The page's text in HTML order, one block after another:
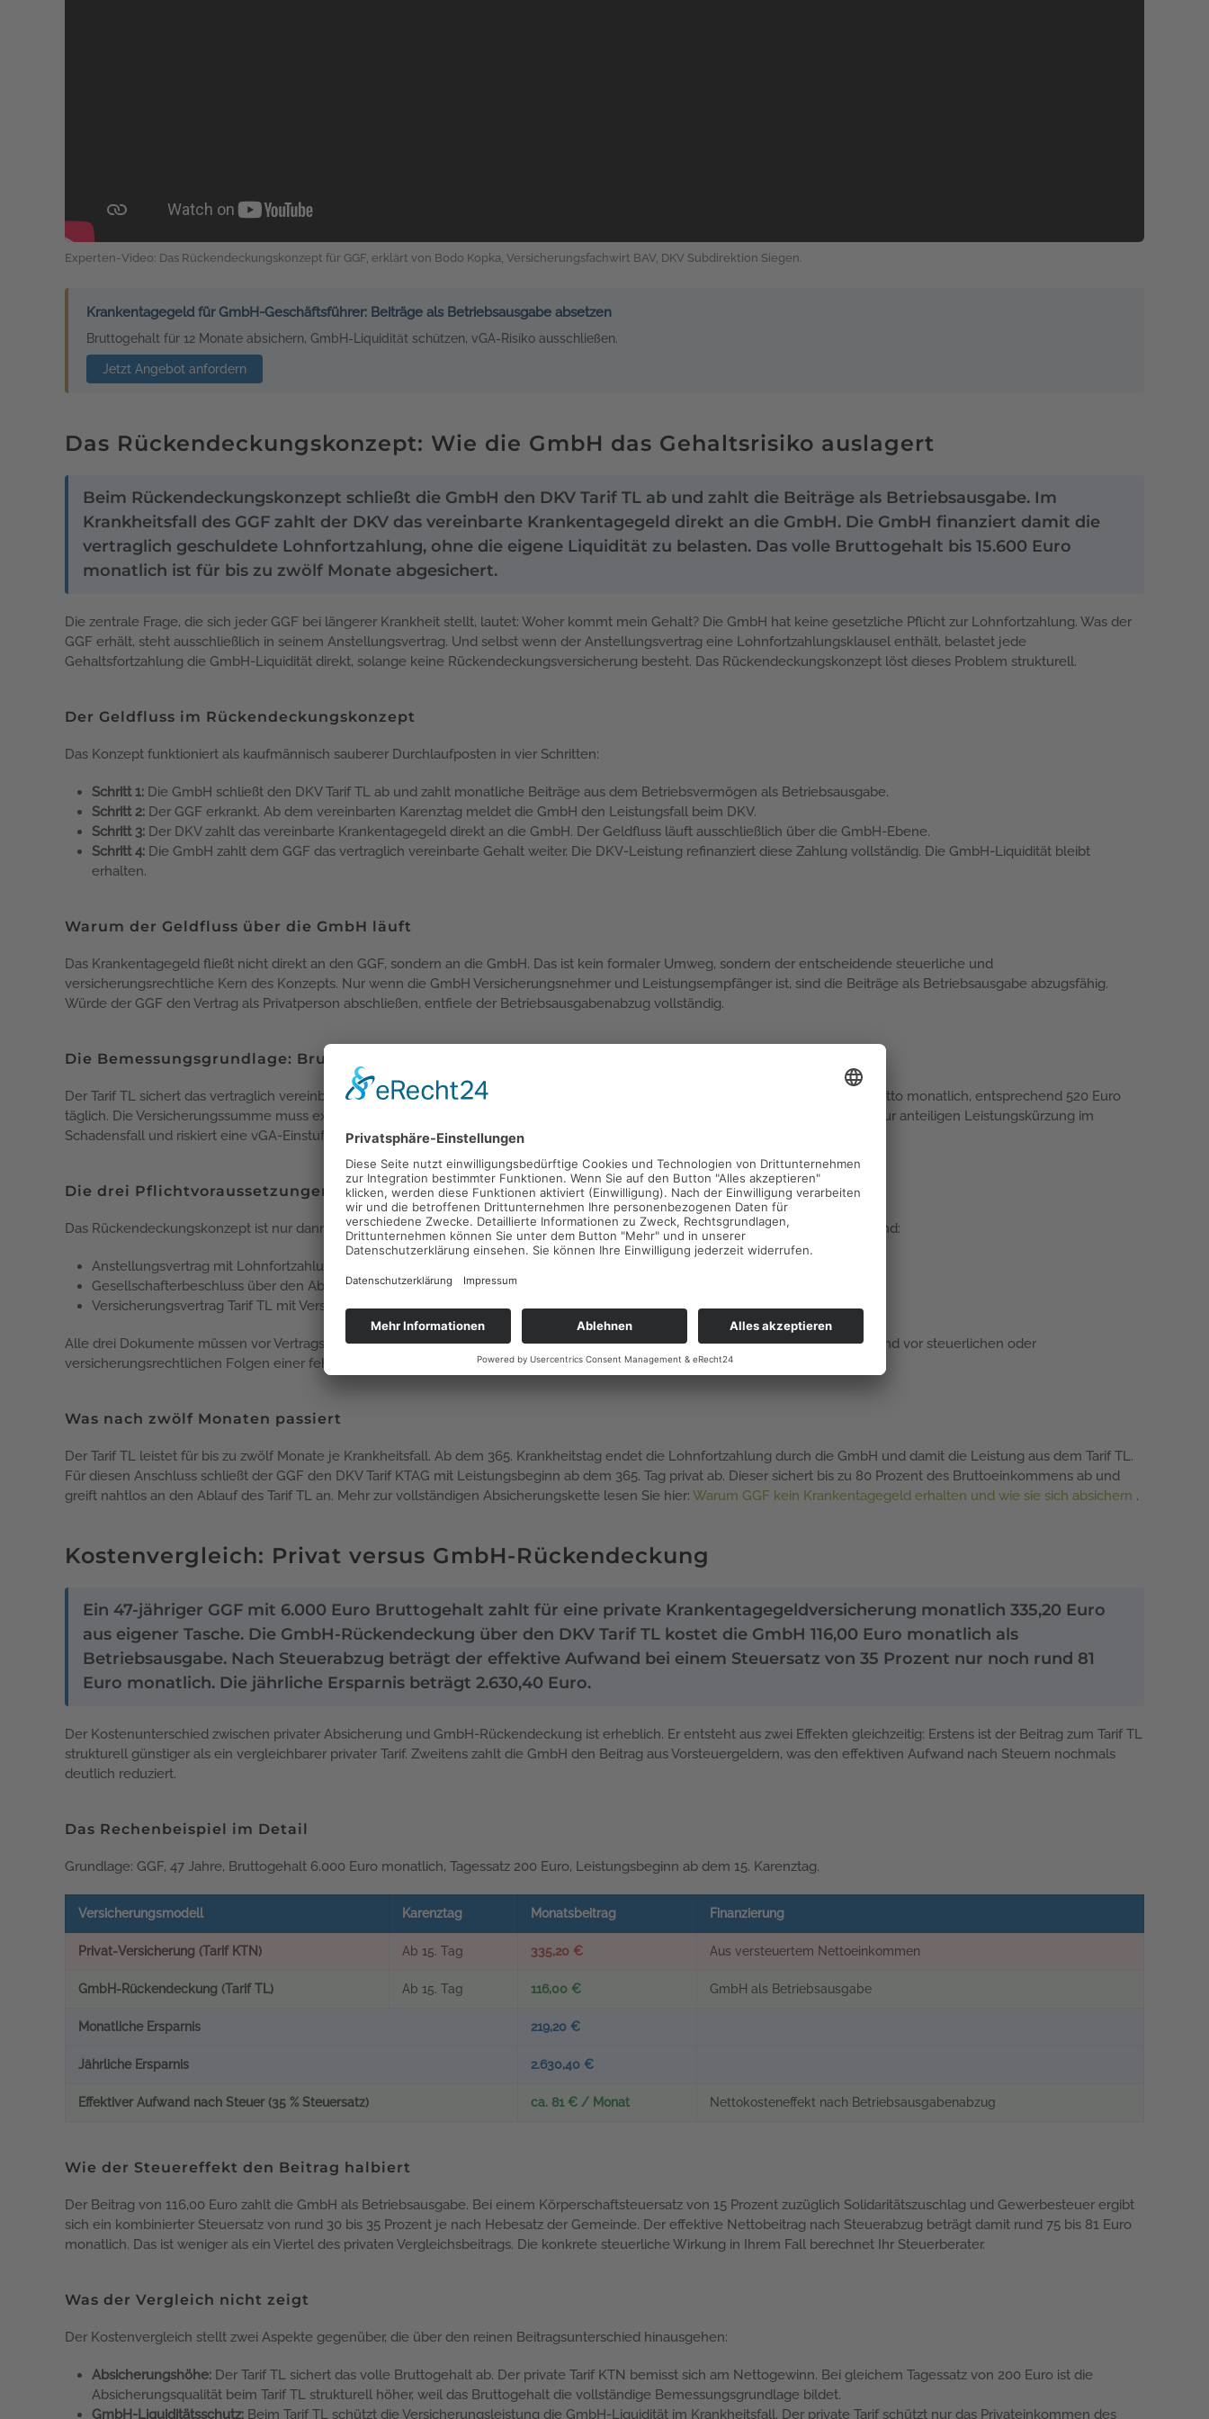
Experten-Video: Das Rückendeckungskonzept für GGF, erklärt von Bodo Kopka, Versicherungsfachwirt BAV, DKV Subdirektion Siegen.
Krankentagegeld für GmbH-Geschäftsführer: Beiträge als Betriebsausgabe absetzen
Bruttogehalt für 12 Monate absichern, GmbH-Liquidität schützen, vGA-Risiko ausschließen.
Jetzt Angebot anfordern
Das Rückendeckungskonzept: Wie die GmbH das Gehaltsrisiko auslagert
Beim Rückendeckungskonzept schließt die GmbH den DKV Tarif TL ab und zahlt die Beiträge als Betriebsausgabe. Im
Krankheitsfall des GGF zahlt der DKV das vereinbarte Krankentagegeld direkt an die GmbH. Die GmbH finanziert damit die
vertraglich geschuldete Lohnfortzahlung, ohne die eigene Liquidität zu belasten. Das volle Bruttogehalt bis 15.600 Euro
monatlich ist für bis zu zwölf Monate abgesichert.
Die zentrale Frage, die sich jeder GGF bei längerer Krankheit stellt, lautet: Woher kommt mein Gehalt? Die GmbH hat keine gesetzliche Pflicht zur Lohnfortzahlung. Was der
GGF erhält, steht ausschließlich in seinem Anstellungsvertrag. Und selbst wenn der Anstellungsvertrag eine Lohnfortzahlungsklausel enthält, belastet jede
Gehaltsfortzahlung die GmbH-Liquidität direkt, solange keine Rückendeckungsversicherung besteht. Das Rückendeckungskonzept löst dieses Problem strukturell.
Der Geldfluss im Rückendeckungskonzept
Das Konzept funktioniert als kaufmännisch sauberer Durchlaufposten in vier Schritten:
Schritt 1: Die GmbH schließt den DKV Tarif TL ab und zahlt monatliche Beiträge aus dem Betriebsvermögen als Betriebsausgabe.
Schritt 2: Der GGF erkrankt. Ab dem vereinbarten Karenztag meldet die GmbH den Leistungsfall beim DKV.
Schritt 3: Der DKV zahlt das vereinbarte Krankentagegeld direkt an die GmbH. Der Geldfluss läuft ausschließlich über die GmbH-Ebene.
Schritt 4: Die GmbH zahlt dem GGF das vertraglich vereinbarte Gehalt weiter. Die DKV-Leistung refinanziert diese Zahlung vollständig. Die GmbH-Liquidität bleibt
erhalten.
Warum der Geldfluss über die GmbH läuft
Das Krankentagegeld fließt nicht direkt an den GGF, sondern an die GmbH. Das ist kein formaler Umweg, sondern der entscheidende steuerliche und
versicherungsrechtliche Kern des Konzepts. Nur wenn die GmbH Versicherungsnehmer und Leistungsempfänger ist, sind die Beiträge als Betriebsausgabe abzugsfähig.
Würde der GGF den Vertrag als Privatperson abschließen, entfiele der Betriebsausgabenabzug vollständig.
Die Bemessungsgrundlage: Bruttogehalt laut Anstellungsvertrag
Der Tarif TL sichert das vertraglich vereinbarte Bruttogehalt des GGF ab. Die maximale absicherbare Summe beträgt 15.600 Euro brutto monatlich, entsprechend 520 Euro
täglich. Die Versicherungssumme muss exakt dem Bruttogehalt laut Anstellungsvertrag entsprechen. Eine Überversicherung führt zur anteiligen Leistungskürzung im
Schadensfall und riskiert eine vGA-Einstufung durch das Finanzamt.
Die drei Pflichtvoraussetzungen
Das Rückendeckungskonzept ist nur dann rechtssicher, wenn drei Dokumente vollständig vorliegen und aufeinander abgestimmt sind:
Anstellungsvertrag mit Lohnfortzahlungsklausel für zwölf Monate und exakter Gehaltsangabe, geprüft durch Rechtsbeistand
Gesellschafterbeschluss über den Abschluss des Tarif TL, gefasst vor Vertragsabschluss
Versicherungsvertrag Tarif TL mit Versicherungssumme exakt entsprechend dem Bruttogehalt laut Anstellungsvertrag
Alle drei Dokumente müssen vor Vertragsabschluss vorliegen. Eine nachträgliche Korrektur ist möglich, schützt aber nicht rückwirkend vor steuerlichen oder
versicherungsrechtlichen Folgen einer fehlerhaften Konfiguration.
Was nach zwölf Monaten passiert
Der Tarif TL leistet für bis zu zwölf Monate je Krankheitsfall. Ab dem 365. Krankheitstag endet die Lohnfortzahlung durch die GmbH und damit die Leistung aus dem Tarif TL.
Für diesen Anschluss schließt der GGF den DKV Tarif KTAG mit Leistungsbeginn ab dem 365. Tag privat ab. Dieser sichert bis zu 80 Prozent des Bruttoeinkommens ab und
greift nahtlos an den Ablauf des Tarif TL an. Mehr zur vollständigen Absicherungskette lesen Sie hier: Warum GGF kein Krankentagegeld erhalten und wie sie sich absichern .
Kostenvergleich: Privat versus GmbH-Rückendeckung
Ein 47-jähriger GGF mit 6.000 Euro Bruttogehalt zahlt für eine private Krankentagegeldversicherung monatlich 335,20 Euro
aus eigener Tasche. Die GmbH-Rückendeckung über den DKV Tarif TL kostet die GmbH 116,00 Euro monatlich als
Betriebsausgabe. Nach Steuerabzug beträgt der effektive Aufwand bei einem Steuersatz von 35 Prozent nur noch rund 81
Euro monatlich. Die jährliche Ersparnis beträgt 2.630,40 Euro.
Der Kostenunterschied zwischen privater Absicherung und GmbH-Rückendeckung ist erheblich. Er entsteht aus zwei Effekten gleichzeitig: Erstens ist der Beitrag zum Tarif TL
strukturell günstiger als ein vergleichbarer privater Tarif. Zweitens zahlt die GmbH den Beitrag aus Vorsteuergeldern, was den effektiven Aufwand nach Steuern nochmals
deutlich reduziert.
Das Rechenbeispiel im Detail
Grundlage: GGF, 47 Jahre, Bruttogehalt 6.000 Euro monatlich, Tagessatz 200 Euro, Leistungsbeginn ab dem 15. Karenztag.
Versicherungsmodell Karenztag Monatsbeitrag Finanzierung
Privat-Versicherung (Tarif KTN) Ab 15. Tag 335,20 € Aus versteuertem Nettoeinkommen
GmbH-Rückendeckung (Tarif TL) Ab 15. Tag 116,00 € GmbH als Betriebsausgabe
Monatliche Ersparnis 219,20 €
Jährliche Ersparnis 2.630,40 €
Effektiver Aufwand nach Steuer (35 % Steuersatz) ca. 81 € / Monat Nettokosteneffekt nach Betriebsausgabenabzug
Wie der Steuereffekt den Beitrag halbiert
Der Beitrag von 116,00 Euro zahlt die GmbH als Betriebsausgabe. Bei einem Körperschaftsteuersatz von 15 Prozent zuzüglich Solidaritätszuschlag und Gewerbesteuer ergibt
sich ein kombinierter Steuersatz von rund 30 bis 35 Prozent je nach Hebesatz der Gemeinde. Der effektive Nettobeitrag nach Steuerabzug beträgt damit rund 75 bis 81 Euro
monatlich. Das ist weniger als ein Viertel des privaten Vergleichsbeitrags. Die konkrete steuerliche Wirkung in Ihrem Fall berechnet Ihr Steuerberater.
Was der Vergleich nicht zeigt
Der Kostenvergleich stellt zwei Aspekte gegenüber, die über den reinen Beitragsunterschied hinausgehen:
Absicherungshöhe: Der Tarif TL sichert das volle Bruttogehalt ab. Der private Tarif KTN bemisst sich am Nettogewinn. Bei gleichem Tagessatz von 200 Euro ist die
Absicherungsqualität beim Tarif TL strukturell höher, weil das Bruttogehalt die vollständige Bemessungsgrundlage bildet.
GmbH-Liquiditätsschutz: Beim Tarif TL schützt die Versicherungsleistung die GmbH-Liquidität im Krankheitsfall. Der private Tarif schützt nur das Privateinkommen des